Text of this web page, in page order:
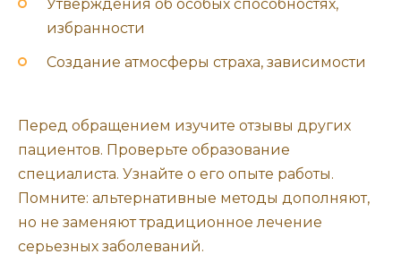
Утверждения об особых способностях,
избранности
Создание атмосферы страха, зависимости
Перед обращением изучите отзывы других
пациентов. Проверьте образование
специалиста. Узнайте о его опыте работы.
Помните: альтернативные методы дополняют,
но не заменяют традиционное лечение
серьезных заболеваний.